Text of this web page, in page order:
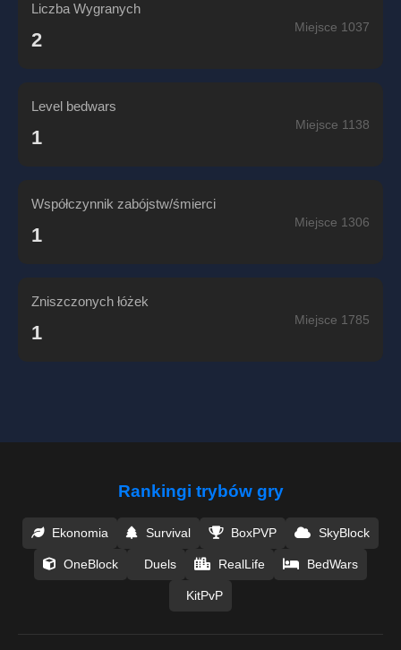
Liczba Wygranych
2
Miejsce 1037
Level bedwars
1
Miejsce 1138
Współczynnik zabójstw/śmierci
1
Miejsce 1306
Zniszczonych łóżek
1
Miejsce 1785
Rankingi trybów gry
Ekonomia Survival BoxPVP SkyBlock
OneBlock Duels RealLife BedWars
KitPvP